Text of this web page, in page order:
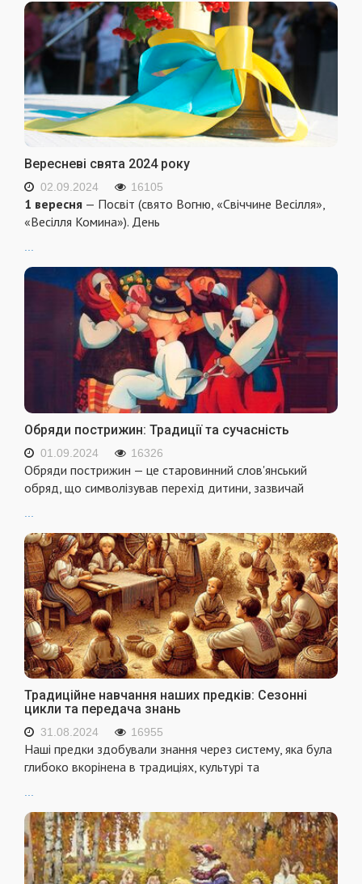
Вересневі свята 2024 року
02.09.2024 16105
1 вересня — Посвіт (свято Вогню, «Свіччине Весілля»,
«Весілля Комина»). День
...
Обряди пострижин: Традиції та сучасність
01.09.2024 16326
Обряди пострижин — це старовинний слов'янський
обряд, що символізував перехід дитини, зазвичай
Традиційне навчання наших предків: Сезонні
цикли та передача знань
31.08.2024 16955
Наші предки здобували знання через систему, яка була
глибоко вкорінена в традиціях, культурі та